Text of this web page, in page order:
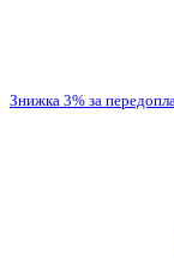
Знижка 3% за